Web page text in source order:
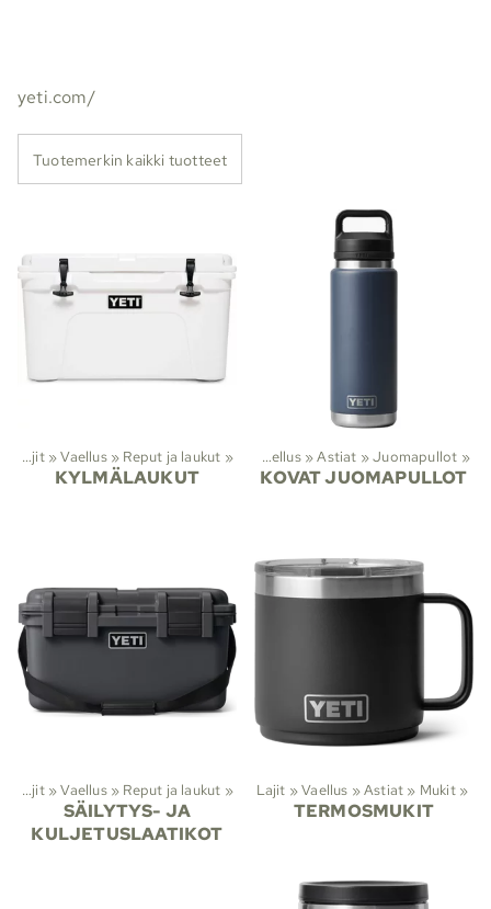
yeti.com/
Tuotemerkin kaikki tuotteet
Lajit ‪»Vaellus ‪» Reput ja laukut ‪»
KYLMÄLAUKUT
Lajit Vaellus ‪»Astiat ‪»Juomapullot ‪»
KOVAT JUOMAPULLOT
Lajit ‪»Vaellus ‪» Reput ja laukut ‪»
SÄILYTYS- JA
KULJETUSLAATIKOT
Lajit ‪»Vaellus ‪»Astiat ‪» Mukit ‪»
TERMOSMUKIT